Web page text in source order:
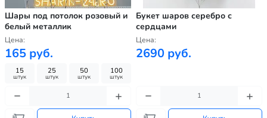
Шары под потолок розовый и
белый металлик
Цена:
165 руб.
15
штук
25
штук
50
штук
100
штук
Букет шаров серебро с
сердцами
Цена:
2690 руб.